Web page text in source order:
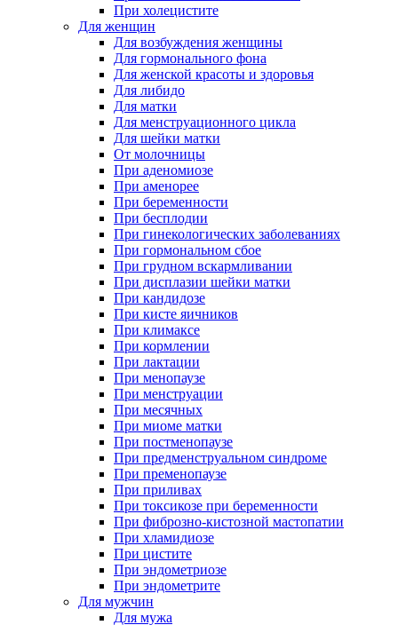
При холецистите
Для женщин
Для возбуждения женщины
Для гормонального фона
Для женской красоты и здоровья
Для либидо
Для матки
Для менструационного цикла
Для шейки матки
От молочницы
При аденомиозе
При аменорее
При беременности
При бесплодии
При гинекологических заболеваниях
При гормональном сбое
При грудном вскармливании
При дисплазии шейки матки
При кандидозе
При кисте яичников
При климаксе
При кормлении
При лактации
При менопаузе
При менструации
При месячных
При миоме матки
При постменопаузе
При предменструальном синдроме
При пременопаузе
При приливах
При токсикозе при беременности
При фиброзно-кистозной мастопатии
При хламидиозе
При цистите
При эндометриозе
При эндометрите
Для мужчин
Для мужа